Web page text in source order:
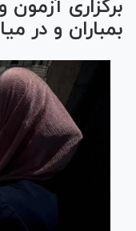
برگزاری آزمون
بمباران و در